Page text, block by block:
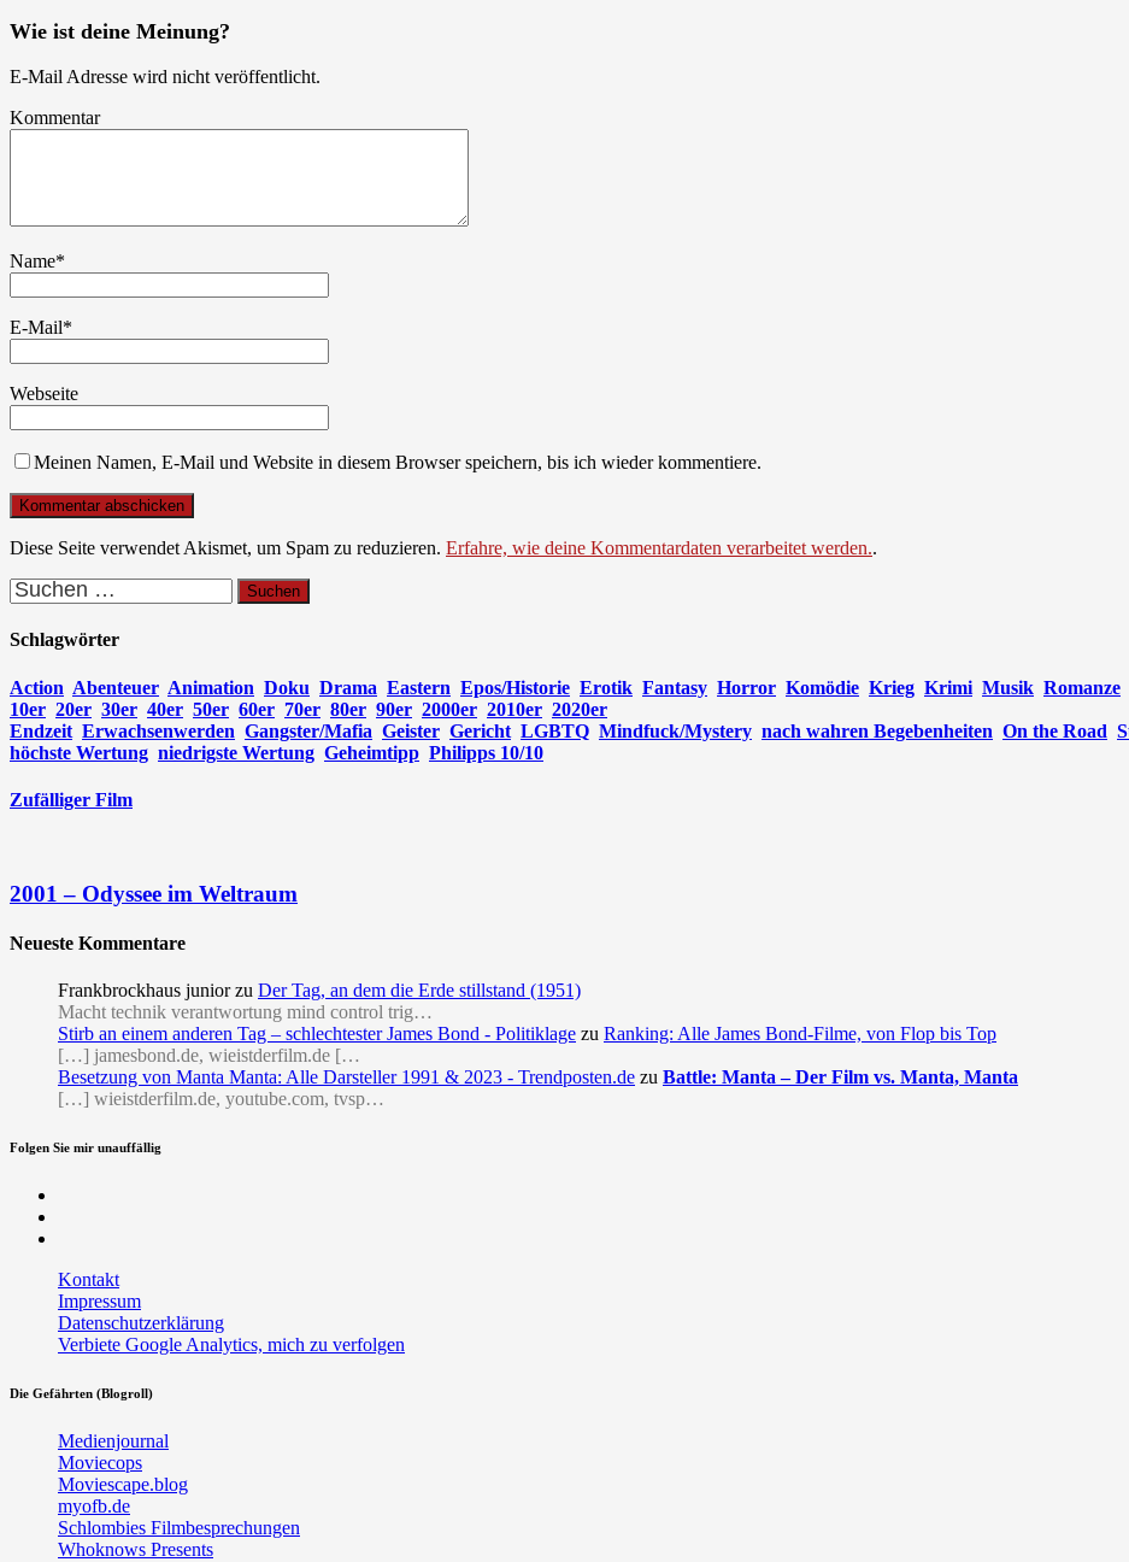
Wie ist deine Meinung?
E-Mail Adresse wird nicht veröffentlicht.
Kommentar
Name*
E-Mail*
Webseite
Meinen Namen, E-Mail und Website in diesem Browser speichern, bis ich wieder kommentiere.
Diese Seite verwendet Akismet, um Spam zu reduzieren. Erfahre, wie deine Kommentardaten verarbeitet werden..
Suchen
nach:
Schlagwörter
Action Abenteuer Animation Doku Drama Eastern Epos/Historie Erotik Fantasy Horror Komödie Krieg Krimi Musik Romanze
10er 20er 30er 40er 50er 60er 70er 80er 90er 2000er 2010er 2020er
Endzeit Erwachsenwerden Gangster/Mafia Geister Gericht LGBTQ Mindfuck/Mystery nach wahren Begebenheiten On the Road
höchste Wertung niedrigste Wertung Geheimtipp Philipps 10/10
Zufälliger Film
2001 – Odyssee im Weltraum
Neueste Kommentare
Frankbrockhaus junior zu Der Tag, an dem die Erde stillstand (1951)
Macht technik verantwortung mind control trig…
Stirb an einem anderen Tag – schlechtester James Bond - Politiklage zu Ranking: Alle James Bond-Filme, von Flop bis Top
[…] jamesbond.de, wieistderfilm.de […
Besetzung von Manta Manta: Alle Darsteller 1991 & 2023 - Trendposten.de zu Battle: Manta – Der Film vs. Manta, Manta
[…] wieistderfilm.de, youtube.com, tvsp…
Folgen Sie mir unauffällig
Kontakt
Impressum
Datenschutzerklärung
Verbiete Google Analytics, mich zu verfolgen
Die Gefährten (Blogroll)
Medienjournal
Moviecops
Moviescape.blog
myofb.de
Schlombies Filmbesprechungen
Whoknows Presents